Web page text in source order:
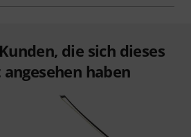
die sich dieses
haben